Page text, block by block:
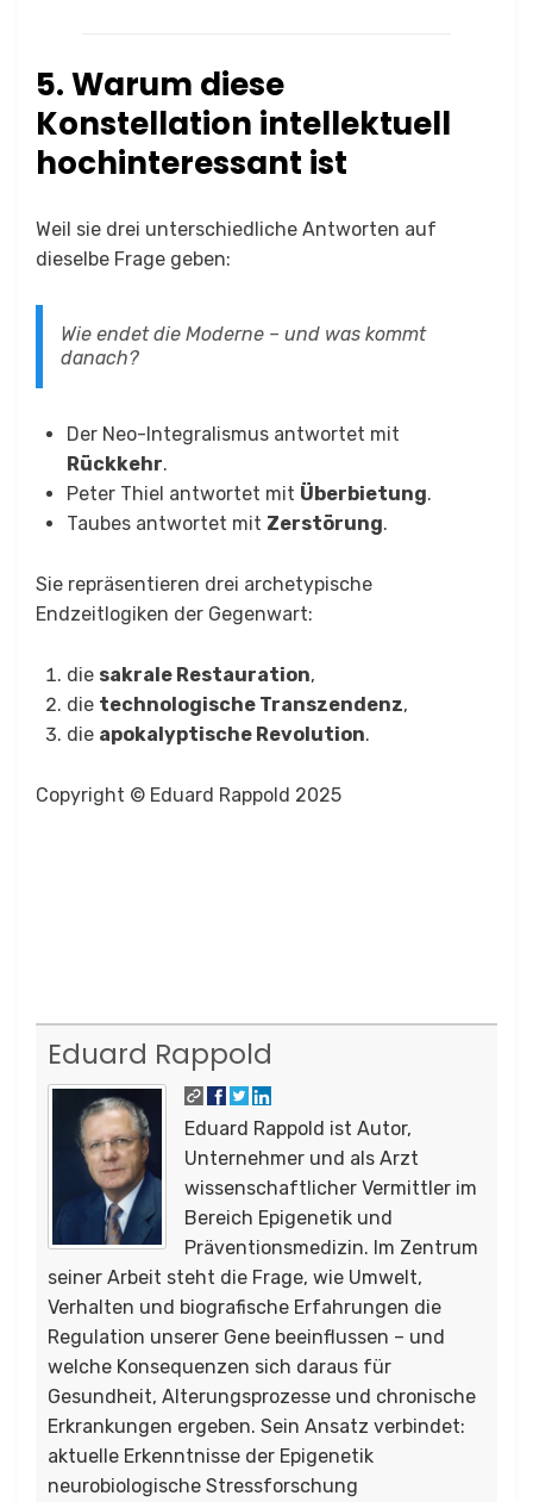
5. Warum diese
Konstellation intellektuell
hochinteressant ist
Weil sie drei unterschiedliche Antworten auf
dieselbe Frage geben:
Wie endet die Moderne – und was kommt
danach?
Der Neo-Integralismus antwortet mit
Rückkehr.
Peter Thiel antwortet mit Überbietung.
Taubes antwortet mit Zerstörung.
Sie repräsentieren drei archetypische
Endzeitlogiken der Gegenwart:
die sakrale Restauration,
die technologische Transzendenz,
die apokalyptische Revolution.
Copyright © Eduard Rappold 2025
Eduard Rappold
Eduard Rappold ist Autor,
Unternehmer und als Arzt
wissenschaftlicher Vermittler im
Bereich Epigenetik und
Präventionsmedizin. Im Zentrum
seiner Arbeit steht die Frage, wie Umwelt,
Verhalten und biografische Erfahrungen die
Regulation unserer Gene beeinflussen – und
welche Konsequenzen sich daraus für
Gesundheit, Alterungsprozesse und chronische
Erkrankungen ergeben. Sein Ansatz verbindet:
aktuelle Erkenntnisse der Epigenetik
neurobiologische Stressforschung